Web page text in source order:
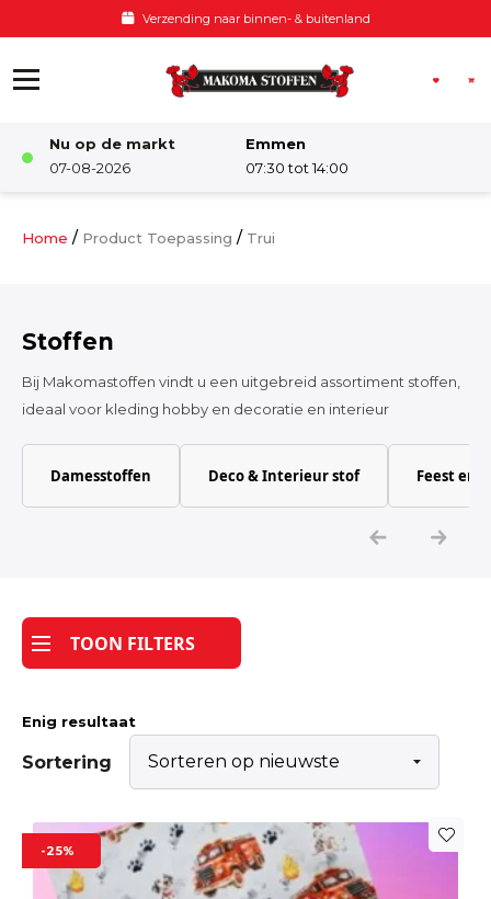
Verzending naar binnen- & buitenland
Nu op de markt
07-08-2026
Emmen
07:30 tot 14:00
Damesstoffen
Katoen
Tijdpakker stof
Home / Product Toepassing / Trui
Stoffen
Bij Makomastoffen vindt u een uitgebreid assortiment stoffen,
ideaal voor kleding hobby en decoratie en interieur
Damesstoffen Deco & Interieur stof Feest en
TOON FILTERS
Enig resultaat
Sortering
-25%
Dit
product
heeft